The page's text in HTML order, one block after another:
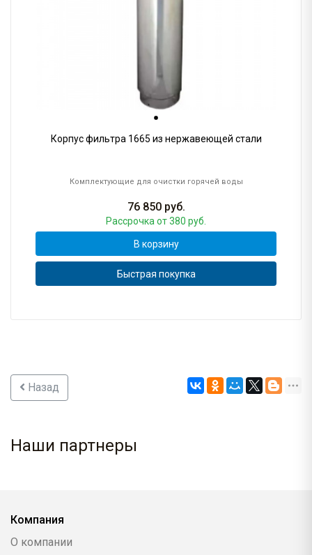
Корпус фильтра 1665 из нержавеющей стали
Комплектующие для очистки горячей воды
76 850руб.
Рассрочка от 380 руб.
В корзину
Быстрая покупка
Назад
Наши партнеры
Компания
О компании